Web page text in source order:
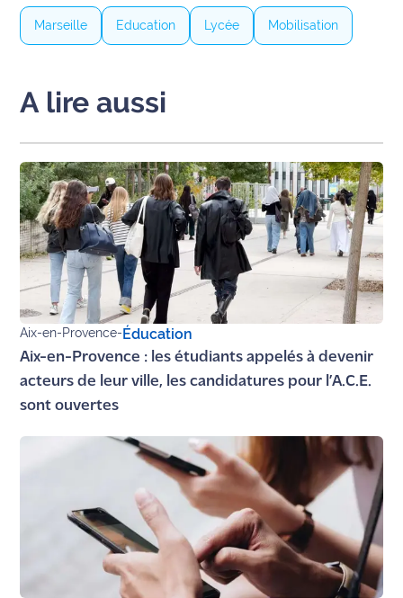
site maritima.fr
Marseille Education Lycée Mobilisation
A lire aussi
Aix-en-Provence-Éducation
Aix-en-Provence : les étudiants appelés à devenir
acteurs de leur ville, les candidatures pour l’A.C.E.
sont ouvertes